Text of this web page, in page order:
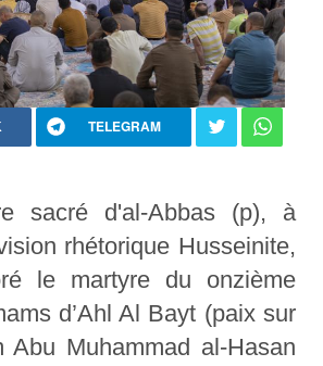
TELEGRAM
sacré d'al-Abbas (p), à
rhétorique Husseinite,
le martyre du onzième
d’Ahl Al Bayt (paix sur
Abu Muhammad al-Hasan